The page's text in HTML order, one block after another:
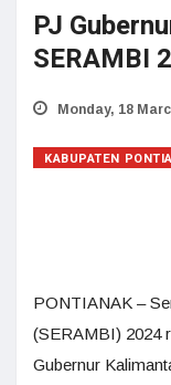
PJ
SERAMBI
Monday, 18
KABUPATEN
PONTIANAK –
(SERAMBI) 2024
Gubernur